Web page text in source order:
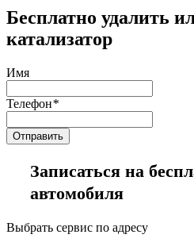
Бесплатно удалить
катализатор
Имя
Телефон*
Записаться на
автомобиля
Выбрать сервис по адресу